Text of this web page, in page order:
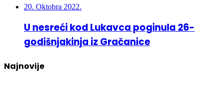
20. Oktobra 2022.
U nesreći kod Lukavca poginula 26-
godišnjakinja iz Gračanice
Najnovije